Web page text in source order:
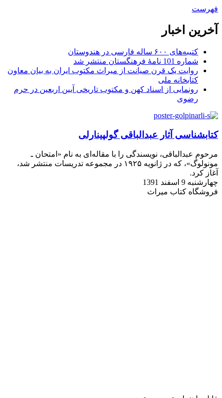
فهرست
آخرین اخبار
کتیبه‌های ۶۰۰ ساله فارسی در هندوستان
شماره 101 نامۀ فرهنگستان منتشر شد
روایت یک قرن صیانت از میراث مکتوب ایران به بیان معاون
کتابخانه ملی
رونمایی از اسناد کهن و مکتوب تاریخی آیین اربعین در حرم
رضوی
کتابشناسى آثار عبدالباقى گولپینارلى
مرحوم عبدالباقى، نویسندگى را با مقاله‌اى به نام «امتحان ـ
مونولوگ»، که در ژانویه ۱۹۲۵ در مجموعه تدریسات منتشر شد،
آغاز کرد.
چهارشنبه 9 اسفند 1391
فروشگاه کتاب میراث